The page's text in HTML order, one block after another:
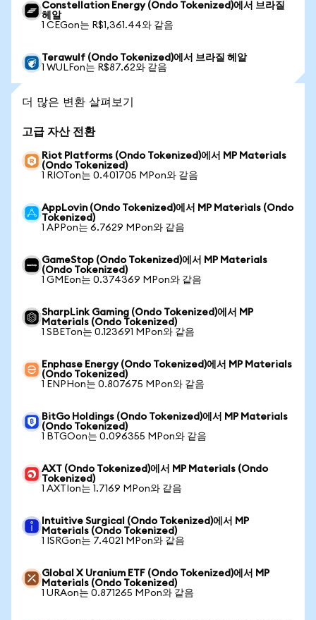
Constellation Energy (Ondo Tokenized)에서 브라질
헤알
1 CEGon는 R$1,361.44와 같음
Terawulf (Ondo Tokenized)에서 브라질 헤알
1 WULFon는 R$87.62와 같음
더 많은 변환 살펴보기
고급 자산 전환
Riot Platforms (Ondo Tokenized)에서 MP Materials
(Ondo Tokenized)
1 RIOTon는 0.401705 MPon와 같음
AppLovin (Ondo Tokenized)에서 MP Materials (Ondo
Tokenized)
1 APPon는 6.7629 MPon와 같음
GameStop (Ondo Tokenized)에서 MP Materials
(Ondo Tokenized)
1 GMEon는 0.374369 MPon와 같음
SharpLink Gaming (Ondo Tokenized)에서 MP
Materials (Ondo Tokenized)
1 SBETon는 0.123691 MPon와 같음
Enphase Energy (Ondo Tokenized)에서 MP Materials
(Ondo Tokenized)
1 ENPHon는 0.807675 MPon와 같음
BitGo Holdings (Ondo Tokenized)에서 MP Materials
(Ondo Tokenized)
1 BTGOon는 0.096355 MPon와 같음
AXT (Ondo Tokenized)에서 MP Materials (Ondo
Tokenized)
1 AXTIon는 1.7169 MPon와 같음
Intuitive Surgical (Ondo Tokenized)에서 MP
Materials (Ondo Tokenized)
1 ISRGon는 7.4021 MPon와 같음
Global X Uranium ETF (Ondo Tokenized)에서 MP
Materials (Ondo Tokenized)
1 URAon는 0.871265 MPon와 같음